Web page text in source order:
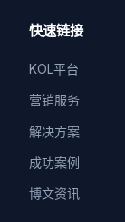
快速链接
KOL平台
营销服务
解决方案
成功案例
博文资讯